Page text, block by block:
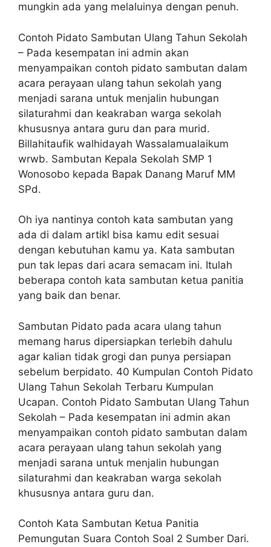
mungkin ada yang melaluinya dengan penuh.
Contoh Pidato Sambutan Ulang Tahun Sekolah
– Pada kesempatan ini admin akan
menyampaikan contoh pidato sambutan dalam
acara perayaan ulang tahun sekolah yang
menjadi sarana untuk menjalin hubungan
silaturahmi dan keakraban warga sekolah
khususnya antara guru dan para murid.
Billahitaufik walhidayah Wassalamualaikum
wrwb. Sambutan Kepala Sekolah SMP 1
Wonosobo kepada Bapak Danang Maruf MM
SPd.
Oh iya nantinya contoh kata sambutan yang
ada di dalam artikl bisa kamu edit sesuai
dengan kebutuhan kamu ya. Kata sambutan
pun tak lepas dari acara semacam ini. Itulah
beberapa contoh kata sambutan ketua panitia
yang baik dan benar.
Sambutan Pidato pada acara ulang tahun
memang harus dipersiapkan terlebih dahulu
agar kalian tidak grogi dan punya persiapan
sebelum berpidato. 40 Kumpulan Contoh Pidato
Ulang Tahun Sekolah Terbaru Kumpulan
Ucapan. Contoh Pidato Sambutan Ulang Tahun
Sekolah – Pada kesempatan ini admin akan
menyampaikan contoh pidato sambutan dalam
acara perayaan ulang tahun sekolah yang
menjadi sarana untuk menjalin hubungan
silaturahmi dan keakraban warga sekolah
khususnya antara guru dan.
Contoh Kata Sambutan Ketua Panitia
Pemungutan Suara Contoh Soal 2 Sumber Dari.